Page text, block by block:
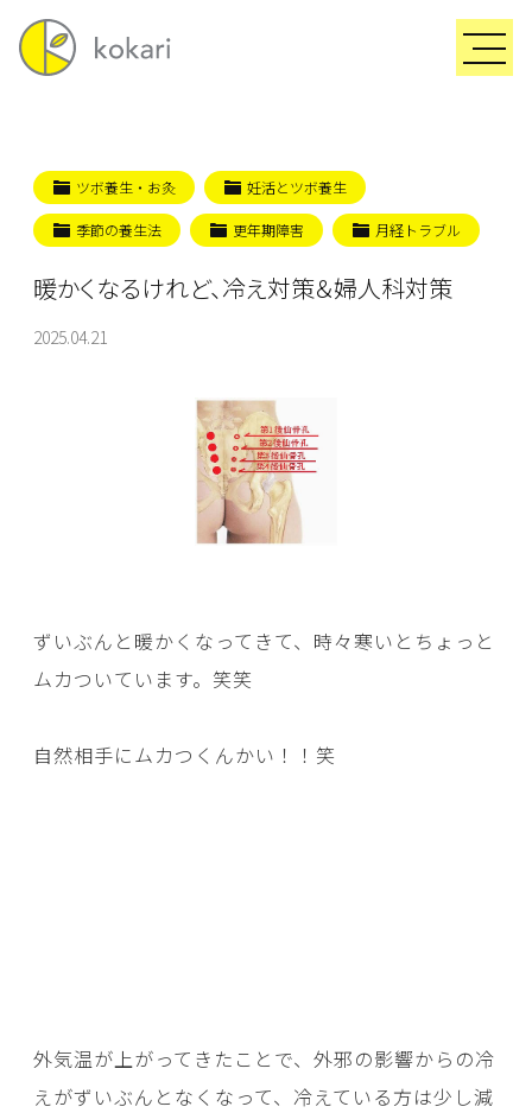
ツボ養生・お灸 妊活とツボ養生
季節の養生法 更年期障害 月経トラブル
暖かくなるけれど、冷え対策＆婦人科対策
2025.04.21
ずいぶんと暖かくなってきて、時々寒いとちょっと
ムカついています。笑笑
自然相手にムカつくんかい！！笑
外気温が上がってきたことで、外邪の影響からの冷
えがずいぶんとなくなって、冷えている方は少し減